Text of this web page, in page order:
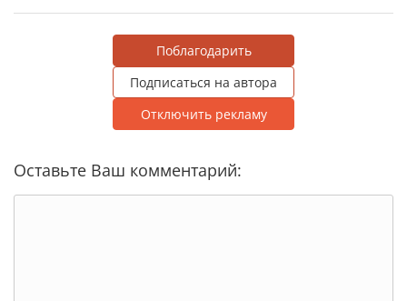
Поблагодарить
Подписаться на автора
Отключить рекламу
Оставьте Ваш комментарий: